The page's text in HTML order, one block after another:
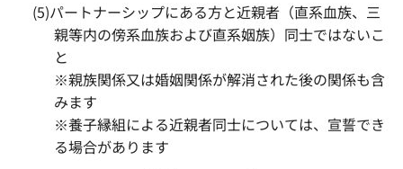
(5)パートナーシップにある方と近親者（直系血族、三
親等内の傍系血族および直系姻族）同士ではないこ
と
※親族関係又は婚姻関係が解消された後の関係も含
みます
※養子縁組による近親者同士については、宣誓でき
る場合があります